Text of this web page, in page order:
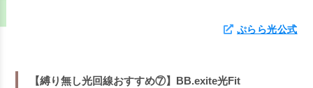
ぷらら光公式
【縛り無し光回線おすすめ⑦】BB.exite光Fit